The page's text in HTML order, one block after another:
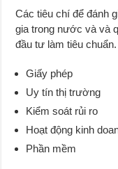
Các tiêu chí để đánh
gia trong nước và và
đầu tư làm tiêu
Giấy phép
Uy tín thị trường
Kiểm soát rủi ro
Hoạt động kinh
Phần mềm